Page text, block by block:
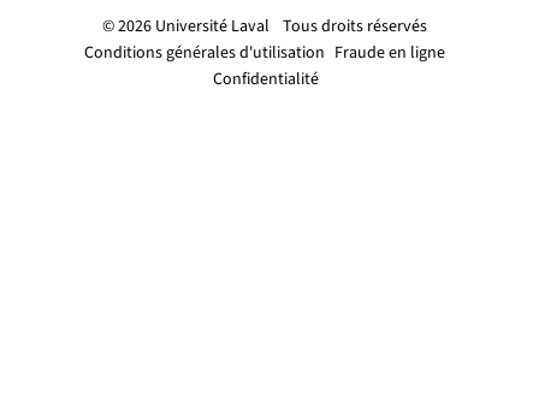
© 2026 Université Laval Tous droits réservés
Conditions générales d'utilisation Fraude en ligne
Confidentialité